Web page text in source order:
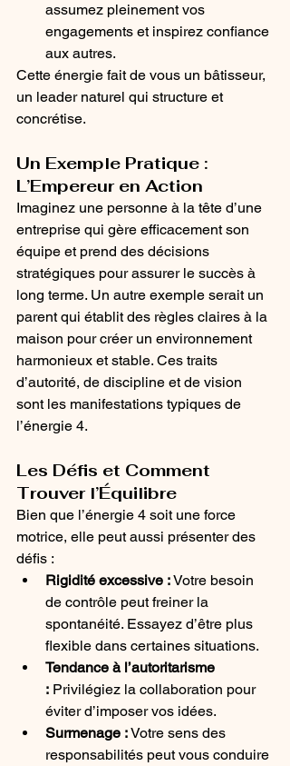
assumez pleinement vos
engagements et inspirez confiance
aux autres.
Cette énergie fait de vous un bâtisseur,
un leader naturel qui structure et
concrétise.
Un Exemple Pratique :
L’Empereur en Action
Imaginez une personne à la tête d’une
entreprise qui gère efficacement son
équipe et prend des décisions
stratégiques pour assurer le succès à
long terme. Un autre exemple serait un
parent qui établit des règles claires à la
maison pour créer un environnement
harmonieux et stable. Ces traits
d’autorité, de discipline et de vision
sont les manifestations typiques de
l’énergie 4.
Les Défis et Comment
Trouver l’Équilibre
Bien que l’énergie 4 soit une force
motrice, elle peut aussi présenter des
défis :
Rigidité excessive : Votre besoin
de contrôle peut freiner la
spontanéité. Essayez d’être plus
flexible dans certaines situations.
Tendance à l’autoritarisme
: Privilégiez la collaboration pour
éviter d’imposer vos idées.
Surmenage : Votre sens des
responsabilités peut vous conduire